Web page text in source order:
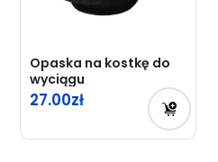
Opaska na kostkę do
wyciągu
27.00